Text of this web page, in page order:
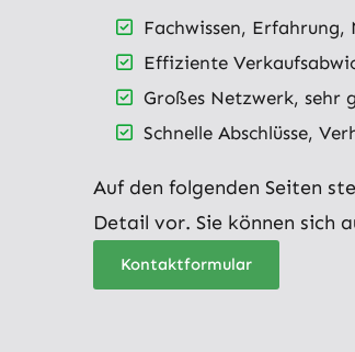
Fachwissen, Erfahrung,
Effiziente
Großes Netzwerk, sehr
Schnelle Abschlüsse,
Auf den folgenden Seiten
Detail vor. Sie können sich
Kontaktformular